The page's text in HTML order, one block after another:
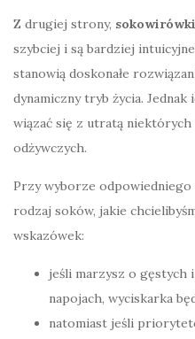
Z drugiej strony, sokowirówki
szybciej i są bardziej
stanowią doskonałe
dynamiczny tryb życia. Jednak
wiązać się z utratą niektórych
odżywczych.
Przy wyborze
rodzaj soków, jakie
wskazówek:
jeśli marzysz o gęstych
napojach, wyciskarka
natomiast jeśli